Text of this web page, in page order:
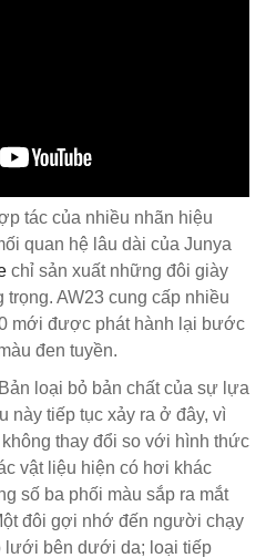
tác của nhiều nhãn hiệu
quan hệ lâu dài của Junya
chỉ sản xuất những đôi giày
AW23 cung cấp nhiều
mới được phát hành lại bước
đen tuyền.
loại bỏ bản chất của sự lựa
này tiếp tục xảy ra ở đây, vì
thay đổi so với hình thức
vật liệu hiện có hơi khác
số ba phối màu sắp ra mắt
đôi gợi nhớ đến người chạy
lưới bên dưới da; loại tiếp